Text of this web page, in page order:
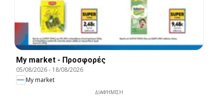
My market - Προσφορές
05/08/2026- 18/08/2026
My market
ΔΙΑΦΉΜΙΣΗ